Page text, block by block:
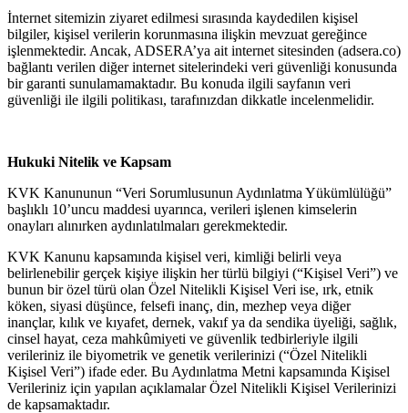
İnternet sitemizin ziyaret edilmesi sırasında kaydedilen kişisel
bilgiler, kişisel verilerin korunmasına ilişkin mevzuat gereğince
işlenmektedir. Ancak, ADSERA’ya ait internet sitesinden (adsera.co)
bağlantı verilen diğer internet sitelerindeki veri güvenliği konusunda
bir garanti sunulamamaktadır. Bu konuda ilgili sayfanın veri
güvenliği ile ilgili politikası, tarafınızdan dikkatle incelenmelidir.
Hukuki Nitelik ve Kapsam
KVK Kanununun “Veri Sorumlusunun Aydınlatma Yükümlülüğü”
başlıklı 10’uncu maddesi uyarınca, verileri işlenen kimselerin
onayları alınırken aydınlatılmaları gerekmektedir.
KVK Kanunu kapsamında kişisel veri, kimliği belirli veya
belirlenebilir gerçek kişiye ilişkin her türlü bilgiyi (“Kişisel Veri”) ve
bunun bir özel türü olan Özel Nitelikli Kişisel Veri ise, ırk, etnik
köken, siyasi düşünce, felsefi inanç, din, mezhep veya diğer
inançlar, kılık ve kıyafet, dernek, vakıf ya da sendika üyeliği, sağlık,
cinsel hayat, ceza mahkûmiyeti ve güvenlik tedbirleriyle ilgili
verileriniz ile biyometrik ve genetik verilerinizi (“Özel Nitelikli
Kişisel Veri”) ifade eder. Bu Aydınlatma Metni kapsamında Kişisel
Verileriniz için yapılan açıklamalar Özel Nitelikli Kişisel Verilerinizi
de kapsamaktadır.